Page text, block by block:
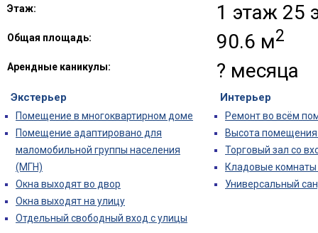
Этаж: 1 этаж 25
Общая площадь: 90.6 м2
Арендные каникулы: ? месяца
Экстерьер
Помещение в многоквартирном доме
Помещение адаптировано для
маломобильной группы населения
(МГН)
Окна выходят во двор
Окна выходят на улицу
Отдельный свободный вход с улицы
Интерьер
Ремонт во всём
Высота
Торговый зал со
Кладовые комнаты
Универсальный